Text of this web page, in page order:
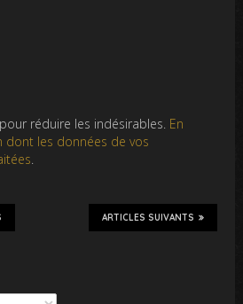
réduire les indésirables. En
dont les données de vos
.
ARTICLES SUIVANTS